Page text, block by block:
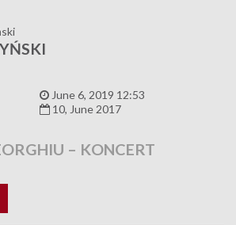
June 6, 2019 12:53
10, June 2017
– KONCERT